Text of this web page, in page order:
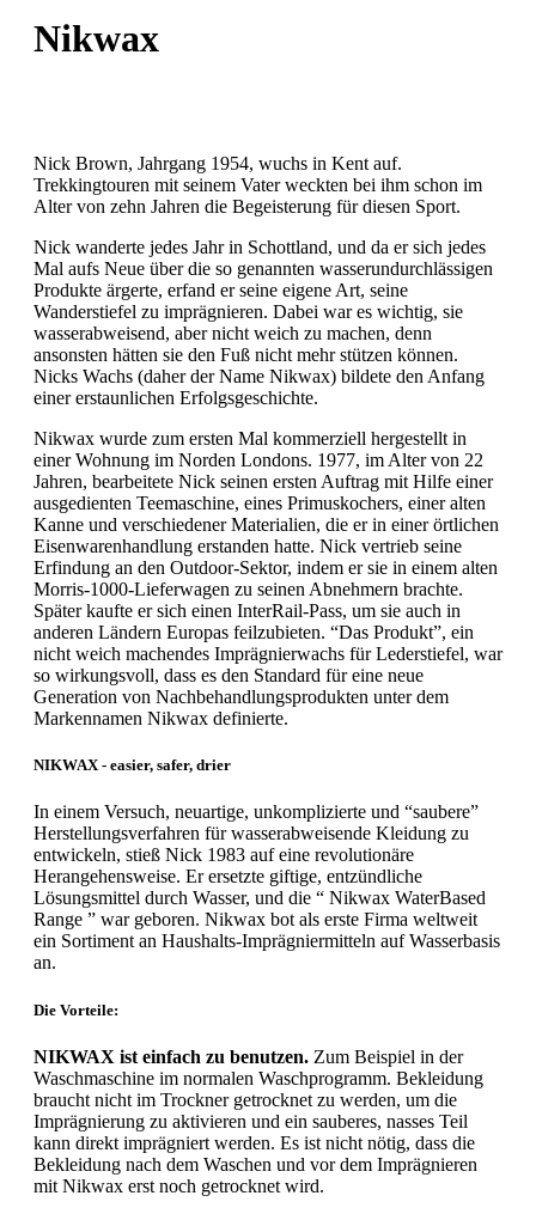
Nikwax
Nick Brown, Jahrgang 1954, wuchs in Kent auf.
Trekkingtouren mit seinem Vater weckten bei ihm schon im
Alter von zehn Jahren die Begeisterung für diesen Sport.
Nick wanderte jedes Jahr in Schottland, und da er sich jedes
Mal aufs Neue über die so genannten wasserundurchlässigen
Produkte ärgerte, erfand er seine eigene Art, seine
Wanderstiefel zu imprägnieren. Dabei war es wichtig, sie
wasserabweisend, aber nicht weich zu machen, denn
ansonsten hätten sie den Fuß nicht mehr stützen können.
Nicks Wachs (daher der Name Nikwax) bildete den Anfang
einer erstaunlichen Erfolgsgeschichte.
Nikwax wurde zum ersten Mal kommerziell hergestellt in
einer Wohnung im Norden Londons. 1977, im Alter von 22
Jahren, bearbeitete Nick seinen ersten Auftrag mit Hilfe einer
ausgedienten Teemaschine, eines Primuskochers, einer alten
Kanne und verschiedener Materialien, die er in einer örtlichen
Eisenwarenhandlung erstanden hatte. Nick vertrieb seine
Erfindung an den Outdoor-Sektor, indem er sie in einem alten
Morris-1000-Lieferwagen zu seinen Abnehmern brachte.
Später kaufte er sich einen InterRail-Pass, um sie auch in
anderen Ländern Europas feilzubieten. “Das Produkt”, ein
nicht weich machendes Imprägnierwachs für Lederstiefel, war
so wirkungsvoll, dass es den Standard für eine neue
Generation von Nachbehandlungsprodukten unter dem
Markennamen Nikwax definierte.
NIKWAX - easier, safer, drier
In einem Versuch, neuartige, unkomplizierte und “saubere”
Herstellungsverfahren für wasserabweisende Kleidung zu
entwickeln, stieß Nick 1983 auf eine revolutionäre
Herangehensweise. Er ersetzte giftige, entzündliche
Lösungsmittel durch Wasser, und die “ Nikwax WaterBased
Range ” war geboren. Nikwax bot als erste Firma weltweit
ein Sortiment an Haushalts-Imprägniermitteln auf Wasserbasis
an.
Die Vorteile:
NIKWAX ist einfach zu benutzen. Zum Beispiel in der
Waschmaschine im normalen Waschprogramm. Bekleidung
braucht nicht im Trockner getrocknet zu werden, um die
Imprägnierung zu aktivieren und ein sauberes, nasses Teil
kann direkt imprägniert werden. Es ist nicht nötig, dass die
Bekleidung nach dem Waschen und vor dem Imprägnieren
mit Nikwax erst noch getrocknet wird.